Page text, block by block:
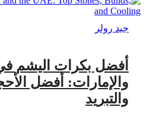
جيد رولر
أفضل بكرات اليشم
والإمارات: أفضل
والتبريد